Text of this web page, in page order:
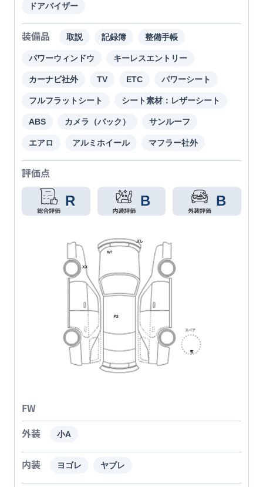
ドアバイザー
装備品 取説 記録簿 整備手帳
パワーウィンドウ キーレスエントリー
カーナビ社外 TV ETC パワーシート
フルフラットシート シート素材：レザーシート
ABS カメラ（バック） サンルーフ
エアロ アルミホイール マフラー社外
評価点
R B B
FW
外装
小A
内装 ヨゴレ ヤブレ